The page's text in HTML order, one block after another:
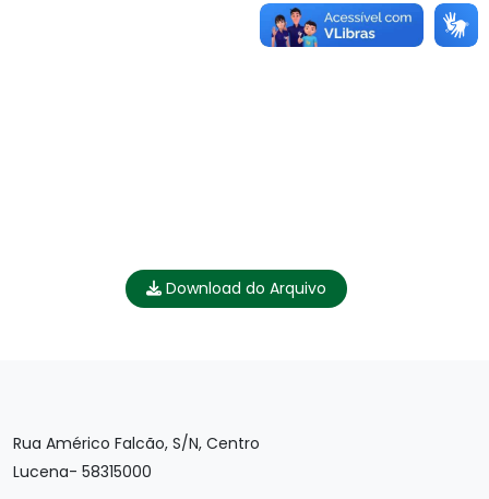
Download do Arquivo
Rua Américo Falcão, S/N, Centro
Lucena- 58315000